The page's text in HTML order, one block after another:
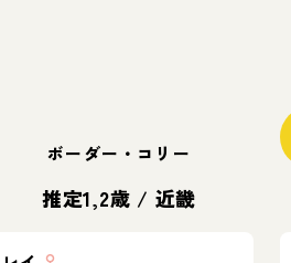
ボーダー・コリー
推定1,2歳 / 近畿